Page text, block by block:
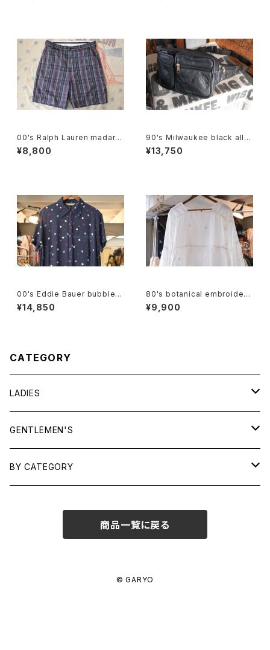
00's Ralph Lauren madara
s plaid cotton Shorts
¥8,800
90's Milwaukee black all-l
eather fanny Pack
¥13,750
00's Eddie Bauer bubble d
ot rayon shirt maxi Dress
¥14,850
80's botanical embroidere
d Indian cotton pullover Bl
ouse
¥9,900
CATEGORY
LADIES
TOPS
SHIRTS
OUTERWEAR
GENTLEMEN'S
TOPS
BY CATEGORY
商品一覧に戻る
© GARYO